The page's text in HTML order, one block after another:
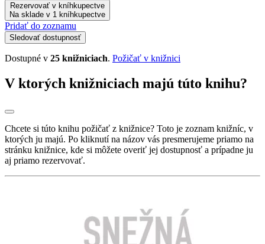
Rezervovať v kníhkupectve
Na sklade v 1 kníhkupectve
Pridať do zoznamu
Sledovať dostupnosť
Dostupné v 25 knižniciach. Požičať v knižnici
V ktorých knižniciach majú túto knihu?
Chcete si túto knihu požičať z knižnice? Toto je zoznam knižníc, v
ktorých ju majú. Po kliknutí na názov vás presmerujeme priamo na
stránku knižnice, kde si môžete overiť jej dostupnosť a prípadne ju
aj priamo rezervovať.